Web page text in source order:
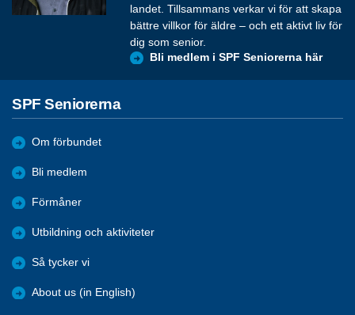
landet. Tillsammans verkar vi för att skapa
bättre villkor för äldre – och ett aktivt liv för
dig som senior.
Bli medlem i SPF Seniorerna här
SPF Seniorerna
Om förbundet
Bli medlem
Förmåner
Utbildning och aktiviteter
Så tycker vi
About us (in English)